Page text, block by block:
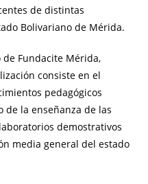
de distintas
Bolivariano de Mérida.
Fundacite Mérida,
consiste en el
pedagógicos
de la enseñanza de las
demostrativos
media general del estado